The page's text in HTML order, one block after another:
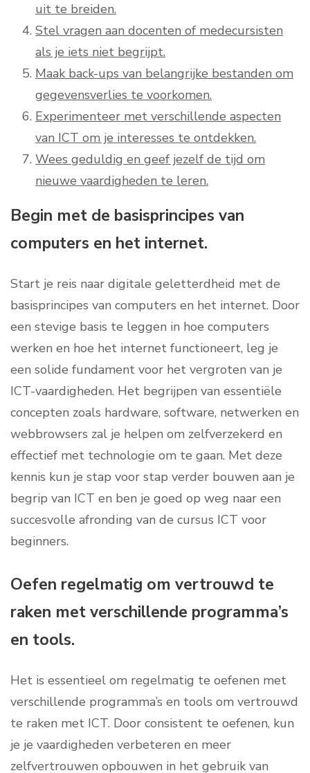
uit te breiden.
Stel vragen aan docenten of medecursisten
als je iets niet begrijpt.
Maak back-ups van belangrijke bestanden om
gegevensverlies te voorkomen.
Experimenteer met verschillende aspecten
van ICT om je interesses te ontdekken.
Wees geduldig en geef jezelf de tijd om
nieuwe vaardigheden te leren.
Begin met de basisprincipes van
computers en het internet.
Start je reis naar digitale geletterdheid met de
basisprincipes van computers en het internet. Door
een stevige basis te leggen in hoe computers
werken en hoe het internet functioneert, leg je
een solide fundament voor het vergroten van je
ICT-vaardigheden. Het begrijpen van essentiële
concepten zoals hardware, software, netwerken en
webbrowsers zal je helpen om zelfverzekerd en
effectief met technologie om te gaan. Met deze
kennis kun je stap voor stap verder bouwen aan je
begrip van ICT en ben je goed op weg naar een
succesvolle afronding van de cursus ICT voor
beginners.
Oefen regelmatig om vertrouwd te
raken met verschillende programma’s
en tools.
Het is essentieel om regelmatig te oefenen met
verschillende programma’s en tools om vertrouwd
te raken met ICT. Door consistent te oefenen, kun
je je vaardigheden verbeteren en meer
zelfvertrouwen opbouwen in het gebruik van